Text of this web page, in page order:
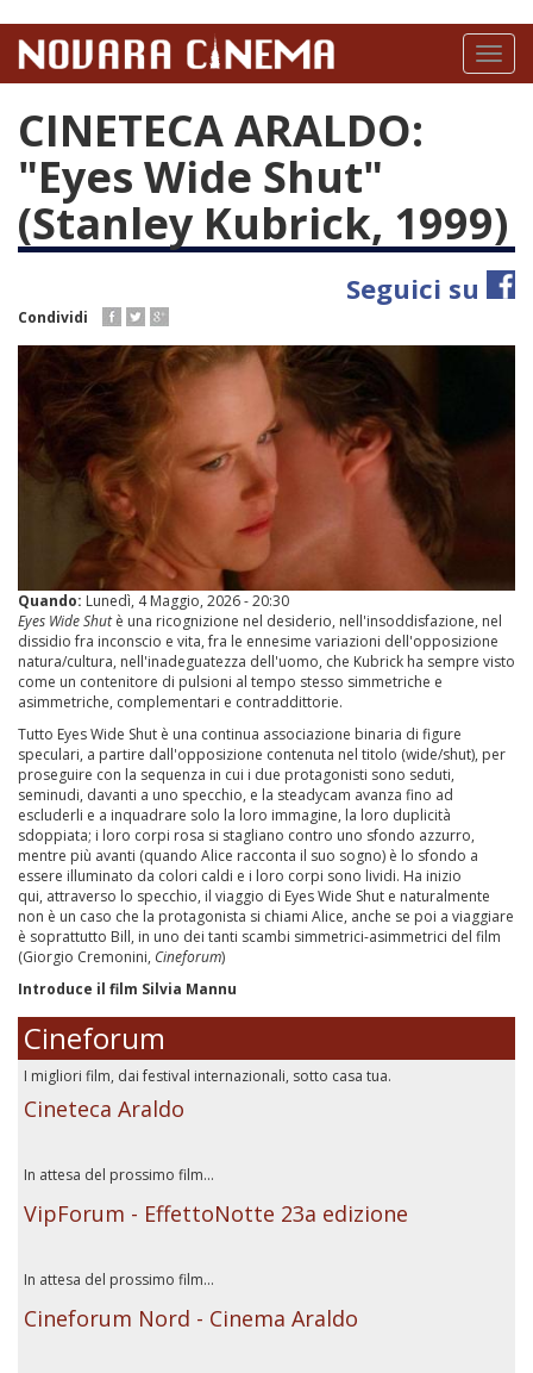
contenuto
Toggle
CINETECA ARALDO:
"Eyes Wide Shut"
(Stanley Kubrick, 1999)
Seguici su
Condividi
Quando: Lunedì, 4 Maggio, 2026 - 20:30
Eyes Wide Shutè una ricognizione nel desiderio, nell'insoddisfazione, nel
dissidio fra inconscio e vita, fra le ennesime variazioni dell'opposizione
natura/cultura, nell'inadeguatezza dell'uomo, che Kubrick ha sempre visto
come un contenitore di pulsioni al tempo stesso simmetriche e
asimmetriche, complementari e contraddittorie.
Tutto Eyes Wide Shut è una continua associazione binaria di figure
speculari, a partire dall'opposizione contenuta nel titolo (wide/shut), per
proseguire con la sequenza in cui i due protagonisti sono seduti,
seminudi, davanti a uno specchio, e la steadycam avanza fino ad
escluderli e a inquadrare solo la loro immagine, la loro duplicità
sdoppiata; i loro corpi rosa si stagliano contro uno sfondo azzurro,
mentre più avanti (quando Alice racconta il suo sogno) è lo sfondo a
essere illuminato da colori caldi e i loro corpi sono lividi. Ha inizio
qui, attraverso lo specchio, il viaggio di Eyes Wide Shut e naturalmente
non è un caso che la protagonista si chiami Alice, anche se poi a viaggiare
è soprattutto Bill, in uno dei tanti scambi simmetrici-asimmetrici del film
(Giorgio Cremonini, Cineforum)
Introduce il film Silvia Mannu
Cineforum
I migliori film, dai festival internazionali, sotto casa tua.
Cineteca Araldo
In attesa del prossimo film...
VipForum - EffettoNotte 23a edizione
In attesa del prossimo film...
Cineforum Nord - Cinema Araldo